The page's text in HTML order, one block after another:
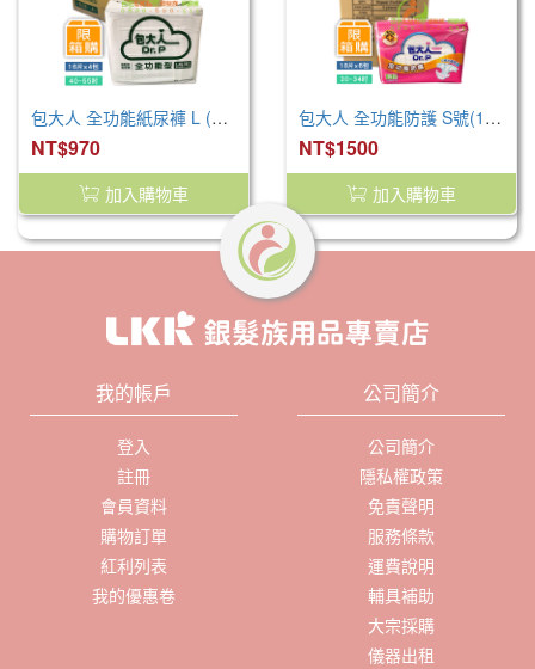
包大人 全功能紙尿褲 L (64片/箱)
NT$970
加入購物車
包大人 全功能防護 S號(18片x6包/箱)
NT$1500
加入購物車
我的帳戶
登入
註冊
會員資料
購物訂單
紅利列表
我的優惠卷
公司簡介
公司簡介
隱私權政策
免責聲明
服務條款
運費說明
輔具補助
大宗採購
儀器出租